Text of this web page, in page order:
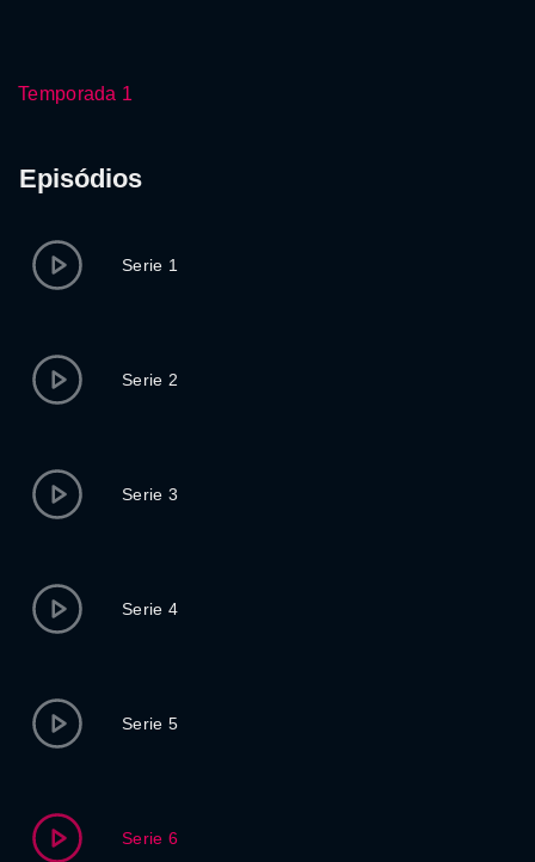
Temporada 1
Episódios
Serie 1
Serie 2
Serie 3
Serie 4
Serie 5
Serie 6